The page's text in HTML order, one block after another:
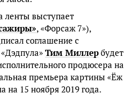
ленты выступает
, «Форсаж 7»),
соглашение с
Тим Миллербудет
продюсера на
премьера картины «Ёж
на 15 ноября 2019 года.